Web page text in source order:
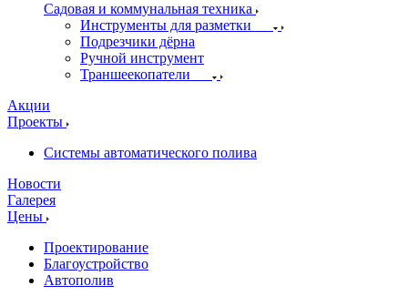
Садовая и коммунальная техника
Инструменты для разметки
Подрезчики дёрна
Ручной инструмент
Траншеекопатели
Акции
Проекты
Системы автоматического полива
Новости
Галерея
Цены
Проектирование
Благоустройство
Автополив